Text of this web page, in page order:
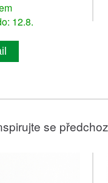
12.8.
se